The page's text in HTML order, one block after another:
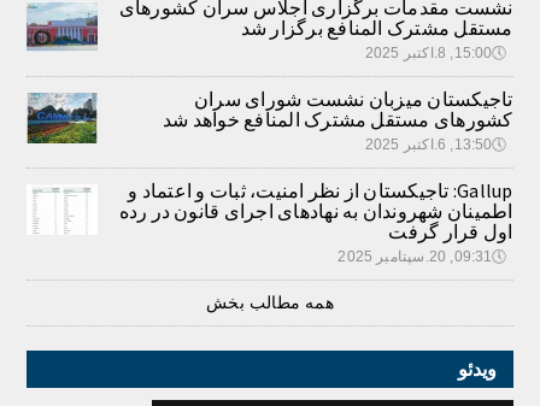
نشست مقدمات برگزاری اجلاس سران کشورهای
مستقل مشترک المنافع برگزار شد
🕔15:00, 8.اکتبر 2025
تاجیکستان میزبان نشست شورای سران
کشورهای مستقل مشترک المنافع خواهد شد
🕔13:50, 6.اکتبر 2025
Gallup: تاجیکستان از نظر امنیت، ثبات و اعتماد و
اطمینان شهروندان به نهادهای اجرای قانون در رده
اول قرار گرفت
🕔09:31, 20.سپتامبر 2025
همه مطالب بخش
ویدئو